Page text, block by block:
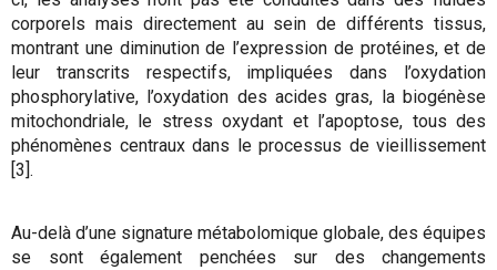
corporels mais directement au sein de différents tissus,
montrant une diminution de l’expression de protéines, et de
leur transcrits respectifs, impliquées dans l’oxydation
phosphorylative, l’oxydation des acides gras, la biogénèse
mitochondriale, le stress oxydant et l’apoptose, tous des
phénomènes centraux dans le processus de vieillissement
[3].
Au-delà d’une signature métabolomique globale, des équipes
se sont également penchées sur des changements